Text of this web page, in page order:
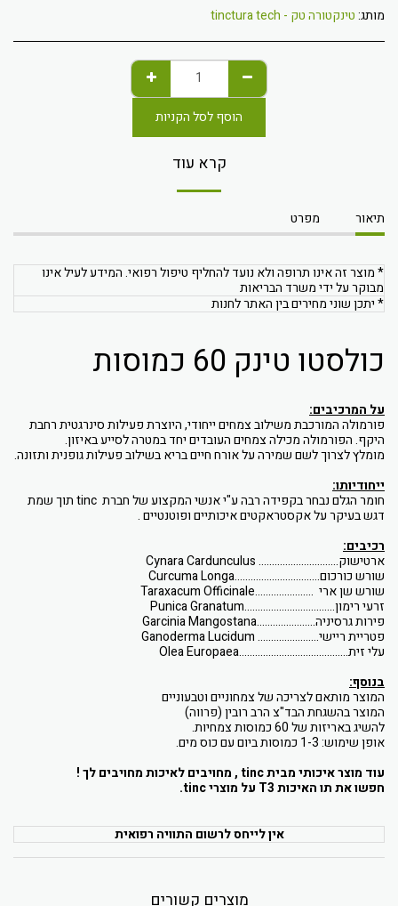
מותג:טינקטורה טק - tinctura tech
הוסף לסל הקניות
קרא עוד
תיאור מפרט
* מוצר זה אינו תרופה ולא נועד להחליף טיפול רפואי. המידע לעיל אינו
מבוקר על ידי משרד הבריאות
* יתכן שוני מחירים בין האתר לחנות
כולסטו טינק 60 כמוסות
על המרכיבים:
פורמולה המורכבת משילוב צמחים ייחודי, היוצרת פעילות סינרגטית רחבת
היקף. הפורמולה מכילה צמחים העובדים יחד במטרה לסייע באיזון.
מומלץ לצרוך לשם שמירה על אורח חיים בריא בשילוב פעילות גופנית ותזונה.
ייחודיותו:
חומר הגלם נבחר בקפידה רבה ע"י אנשי המקצוע של חברת tincתוך שמת
דגש בעיקר על אקסטראקטים איכותיים ופוטנטיים .
רכיבים:
ארטישוק..............................Cynara Cardunculus
שורש כורכום................................Curcuma Longa
שורש שן ארי ......................Taraxacum Officinale
זרעי רימון..................................Punica Granatum
פירות גרסיניה......................Garcinia Mangostana
פטריית ריישי.......................Ganoderma Lucidum
עלי זית.........................................Olea Europaea
בנוסף:
המוצר מותאם לצריכה של צמחוניים וטבעוניים
המוצר בהשגחת הבד"צ הרב רובין (פרווה)
להשיג באריזות של 60 כמוסות צמחיות.
אופן שימוש: 1-3 כמוסות ביום עם כוס מים.
עוד מוצר איכותי מביתtinc, מחויבים לאיכות מחויבים לך !
חפשו את תו האיכות 3 T על מוצריtinc
.
אין לייחס לרשום התוויה רפואית
מוצרים קשורים